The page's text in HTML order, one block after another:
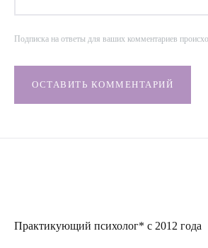
Подписка на ответы для ваших комментариев
ОСТАВИТЬ КОММЕНТАРИЙ
Практикующий психолог* с 2012 года